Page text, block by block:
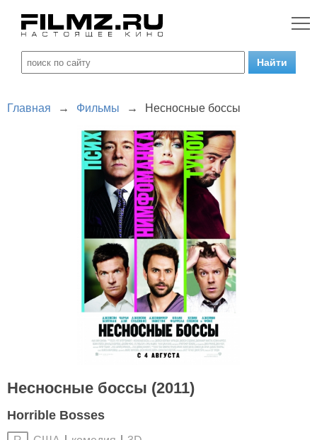
Главная → Фильмы → Несносные боссы
Несносные боссы (2011)
Horrible Bosses